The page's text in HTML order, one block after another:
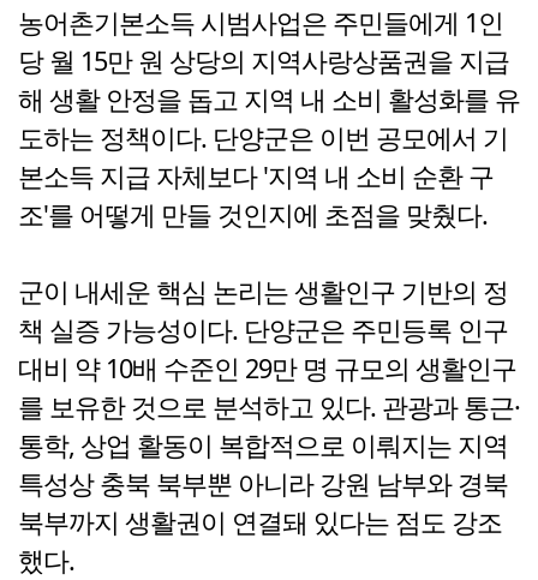
농어촌기본소득 시범사업은 주민들에게 1인
당 월 15만 원 상당의 지역사랑상품권을 지급
해 생활 안정을 돕고 지역 내 소비 활성화를 유
도하는 정책이다. 단양군은 이번 공모에서 기
본소득 지급 자체보다 '지역 내 소비 순환 구
조'를 어떻게 만들 것인지에 초점을 맞췄다.
군이 내세운 핵심 논리는 생활인구 기반의 정
책 실증 가능성이다. 단양군은 주민등록 인구
대비 약 10배 수준인 29만 명 규모의 생활인구
를 보유한 것으로 분석하고 있다. 관광과 통근·
통학, 상업 활동이 복합적으로 이뤄지는 지역
특성상 충북 북부뿐 아니라 강원 남부와 경북
북부까지 생활권이 연결돼 있다는 점도 강조
했다.